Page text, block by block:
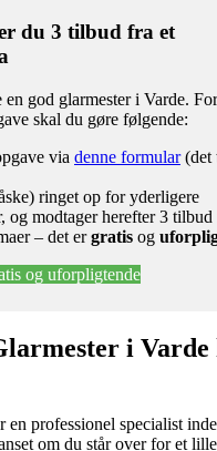
du 3 tilbud fra et
god glarmester i Varde.
skal du gøre følgende:
via denne formular(det
ringet op for yderligere
og modtager herefter 3
– det ergratis og
og uforpligtende
i
en professionel specialist
om du står over for et lille